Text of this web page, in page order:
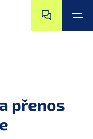
přenos